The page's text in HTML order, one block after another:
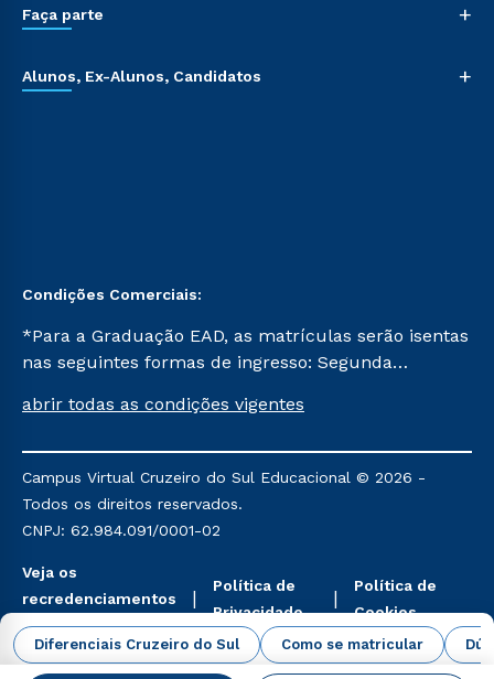
Diferenciais Cruzeiro do Sul Como se matricular
Faça parte +
Alunos, Ex-Alunos, Candidatos +
Condições Comerciais:
*Para a Graduação EAD, as matrículas serão isentas
nas seguintes formas de ingresso: Segunda
Já para as demais, a taxa de matrícula será de R$
mencionadas são referentes aos cursos: Ensino
Religioso, Geografia para a Docência e Metodologia
do Ensino de História: Questões Atuais.
abrir todas as condições vigentes
Campus Virtual Cruzeiro do Sul Educacional © 2026 -
Todos os direitos reservados.
CNPJ: 62.984.091/0001-02
Veja os
recredenciamentos
aqui
Política de
Privacidade
Política de
Cookies